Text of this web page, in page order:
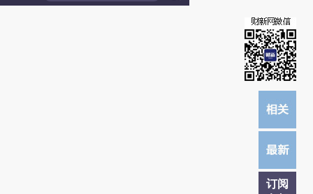
订阅